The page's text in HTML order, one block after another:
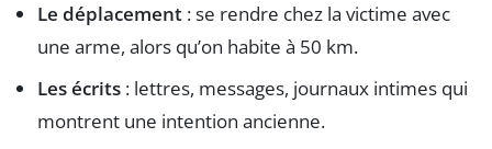
Le déplacement : se rendre chez la victime avec
une arme, alors qu’on habite à 50 km.
Les écrits : lettres, messages, journaux intimes qui
montrent une intention ancienne.